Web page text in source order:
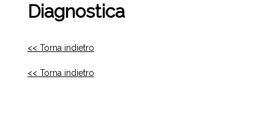
Diagnostica
<< Torna indietro
<< Torna indietro